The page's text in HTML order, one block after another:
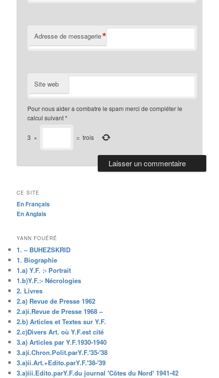
Adresse de messagerie*
Site web
Pour nous aider a combatre le spam merci de compléter le
calcul suivant*
3 × = trois
CE SITE
En Français
En Anglais
YANN FOUÉRÉ
1. – BUHEZSKRID
1. Biographie
1.a) Y.F. :- Portrait
1.b)Y.F.:- Nécrologies
2. Livres
2.a) Revue de Presse 1962
2.a)i.Revue de Presse 1968 –
2.b) Articles et Textes sur Y.F.
2.c)Divers Art. où Y.F.est cité
3.a) Articles par Y.F.1930-1940
3.a)i.Chron.Polit.parY.F.'35-'38
3.a)ii.Art.+Edito.parY.F.'38-'39
3.a)iii.Edito.parY.F.du journal 'Côtes du Nord' 1941-42